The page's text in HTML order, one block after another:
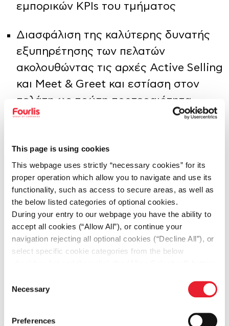
This page is using cookies
This webpage uses strictly “necessary cookies” for its
proper operation which allow you to navigate and use its
functionality, such as access to secure areas, as well as
the below listed categories of optional cookies.
During your entry to our webpage you have the ability to
accept all cookies (“Allow All”), or continue your
navigation rejecting all optional cookies (“Decline All”), or
select specific cookie categories from the below
refer to our
Selection
Necessary
Preferences
εμπορικών KPIs του τμήματος
Διασφάλιση της καλύτερης δυνατής
εξυπηρέτησης των πελατών
ακολουθώντας τις αρχές Active Selling
και Meet & Greet και εστίαση στον
πελάτη ως πρώτη προτεραιότητα
έχουν τεθεί για την περαιτέρω
ανάπτυξη του brand της ΙΚΕΑ
Εξασφάλιση πως όλες οι εταιρικές &
νομικές κατευθυντήριες γραμμές για
την υγεία και την ασφάλεια τηρούνται
σε όλους τους τομείς ευθύνης άνα
πάσα στιγμή
Τακτική παρακολούθηση, έλεγχο και
και των KPIs που σχετίζονται με το